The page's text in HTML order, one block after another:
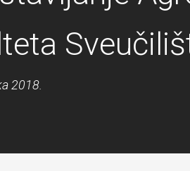
2018.